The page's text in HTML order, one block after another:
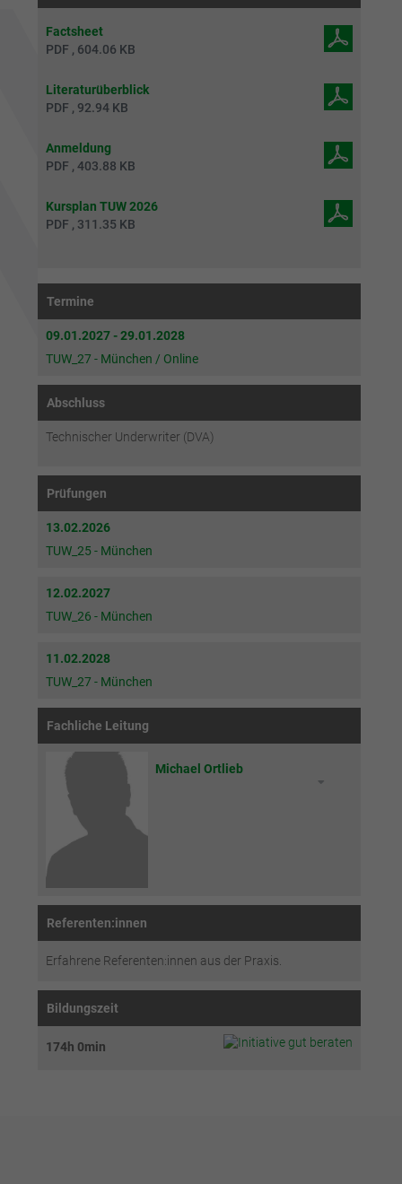
Factsheet
PDF , 604.06 KB
Literaturüberblick
PDF , 92.94 KB
Anmeldung
PDF , 403.88 KB
Kursplan TUW 2026
PDF , 311.35 KB
Termine
09.01.2027 - 29.01.2028
TUW_27 - München / Online
Abschluss
Technischer Underwriter (DVA)
Prüfungen
13.02.2026
TUW_25 - München
12.02.2027
TUW_26 - München
11.02.2028
TUW_27 - München
Fachliche Leitung
Michael Ortlieb
Referenten:innen
Erfahrene Referenten:innen aus der Praxis.
Bildungszeit
174h 0min